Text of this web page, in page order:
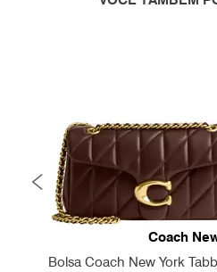
Coach
Bolsa Coach New York